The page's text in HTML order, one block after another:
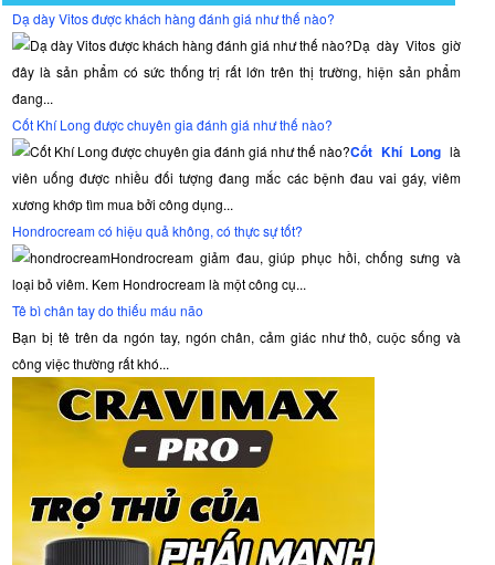
Dạ dày Vitos được khách hàng đánh giá như thế nào?
Dạ dày Vitos giờ
đây là sản phẩm có sức thống trị rất lớn trên thị trường, hiện sản phẩm
đang...
Cốt Khí Long được chuyên gia đánh giá như thế nào?
Cốt Khí Long là
viên uống được nhiều đối tượng đang mắc các bệnh đau vai gáy, viêm
xương khớp tìm mua bởi công dụng...
Hondrocream có hiệu quả không, có thực sự tốt?
Hondrocream giảm đau, giúp phục hồi, chống sưng và
loại bỏ viêm. Kem Hondrocream là một công cụ...
Tê bì chân tay do thiếu máu não
Bạn bị tê trên da ngón tay, ngón chân, cảm giác như thô, cuộc sống và
công việc thường rất khó...